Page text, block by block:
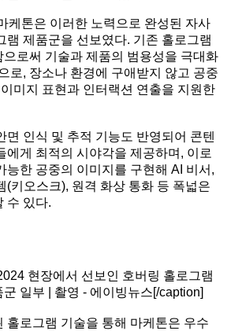
케톤은 이러한 노력으로 완성된 자사
램 제품군을 선보였다. 기존 홀로그램
으로써 기술과 제품의 범용성을 극대화
로, 장소나 환경에 구애받지 않고 공중
미지 표현과 인터랙션 연출을 지원한
면 인식 및 추적 기능도 반영되어 콘텐
에게 최적의 시야각을 제공하며, 이로
능한 공중의 이미지를 구현해 AI 비서,
(키오스크), 원격 화상 통화 등 폭넓은
수 있다.
현장에서 선보인 호버링 홀로그램
일부 | 촬영 - 에이빙뉴스[/caption]
홀로그램 기술을 통해 마케톤은 우수